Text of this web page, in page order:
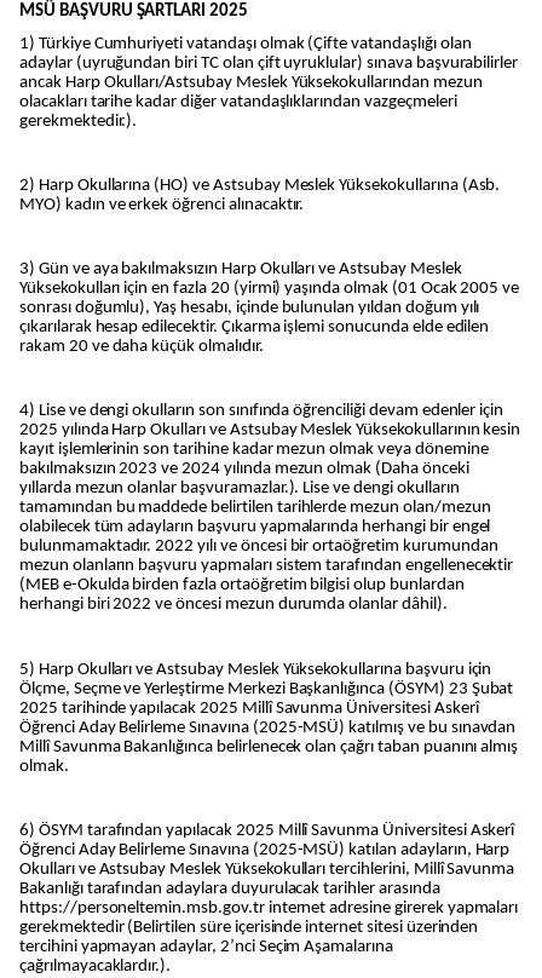
MSÜ BAŞVURU ŞARTLARI 2025
1) Türkiye Cumhuriyeti vatandaşı olmak (Çifte vatandaşlığı olan
adaylar (uyruğundan biri TC olan çift uyruklular) sınava başvurabilirler
ancak Harp Okulları/Astsubay Meslek Yüksekokullarından mezun
olacakları tarihe kadar diğer vatandaşlıklarından vazgeçmeleri
gerekmektedir.).
2) Harp Okullarına (HO) ve Astsubay Meslek Yüksekokullarına (Asb.
MYO) kadın ve erkek öğrenci alınacaktır.
3) Gün ve aya bakılmaksızın Harp Okulları ve Astsubay Meslek
Yüksekokulları için en fazla 20 (yirmi) yaşında olmak (01 Ocak 2005 ve
sonrası doğumlu), Yaş hesabı, içinde bulunulan yıldan doğum yılı
çıkarılarak hesap edilecektir. Çıkarma işlemi sonucunda elde edilen
rakam 20 ve daha küçük olmalıdır.
4) Lise ve dengi okulların son sınıfında öğrenciliği devam edenler için
2025 yılında Harp Okulları ve Astsubay Meslek Yüksekokullarının kesin
kayıt işlemlerinin son tarihine kadar mezun olmak veya dönemine
bakılmaksızın 2023 ve 2024 yılında mezun olmak (Daha önceki
yıllarda mezun olanlar başvuramazlar.). Lise ve dengi okulların
tamamından bu maddede belirtilen tarihlerde mezun olan/mezun
olabilecek tüm adayların başvuru yapmalarında herhangi bir engel
bulunmamaktadır. 2022 yılı ve öncesi bir ortaöğretim kurumundan
mezun olanların başvuru yapmaları sistem tarafından engellenecektir
(MEB e-Okulda birden fazla ortaöğretim bilgisi olup bunlardan
herhangi biri 2022 ve öncesi mezun durumda olanlar dâhil).
5) Harp Okulları ve Astsubay Meslek Yüksekokullarına başvuru için
Ölçme, Seçme ve Yerleştirme Merkezi Başkanlığınca (ÖSYM) 23 Şubat
2025 tarihinde yapılacak 2025 Millî Savunma Üniversitesi Askerî
Öğrenci Aday Belirleme Sınavına (2025-MSÜ) katılmış ve bu sınavdan
Millî Savunma Bakanlığınca belirlenecek olan çağrı taban puanını almış
olmak.
6) ÖSYM tarafından yapılacak 2025 Millî Savunma Üniversitesi Askerî
Öğrenci Aday Belirleme Sınavına (2025-MSÜ) katılan adayların, Harp
Okulları ve Astsubay Meslek Yüksekokulları tercihlerini, Millî Savunma
Bakanlığı tarafından adaylara duyurulacak tarihler arasında
https://personeltemin.msb.gov.tr internet adresine girerek yapmaları
gerekmektedir (Belirtilen süre içerisinde internet sitesi üzerinden
tercihini yapmayan adaylar, 2’nci Seçim Aşamalarına
çağrılmayacaklardır.).